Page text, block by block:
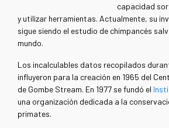
capacidad
y utilizar herramientas. Actualmente, su
sigue siendo el estudio de chimpancés
mundo.
Los incalculables datos recopilados
influyeron para la creación en 1965 del
de Gombe Stream. En 1977 se fundó el
una organización dedicada a la
primates.